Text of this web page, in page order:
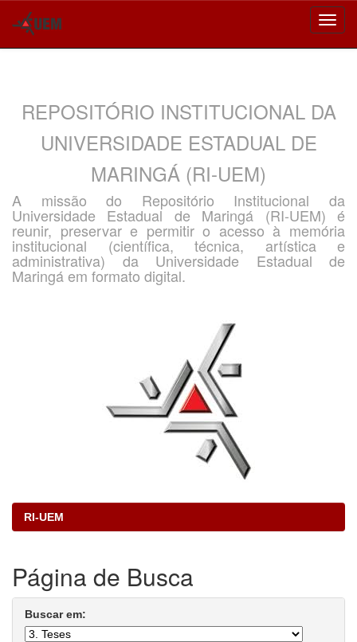
REPOSITÓRIO INSTITUCIONAL DA
UNIVERSIDADE ESTADUAL DE
MARINGÁ (RI-UEM)
A missão do Repositório Institucional da
Universidade Estadual de Maringá (RI-UEM) é
reunir, preservar e permitir o acesso à memória
institucional (científica, técnica, artística e
administrativa) da Universidade Estadual de
Maringá em formato digital.
RI-UEM
Página de Busca
Buscar em: